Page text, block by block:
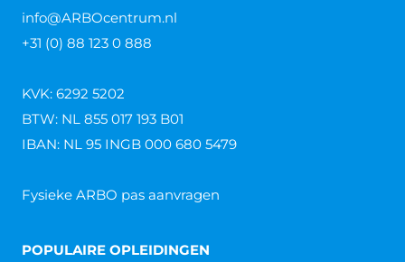
info@ARBOcentrum.nl
+31 (0) 88 123 0 888
KVK: 6292 5202
BTW: NL 855 017 193 B01
IBAN: NL 95 INGB 000 680 5479
Fysieke ARBO pas aanvragen
POPULAIRE OPLEIDINGEN